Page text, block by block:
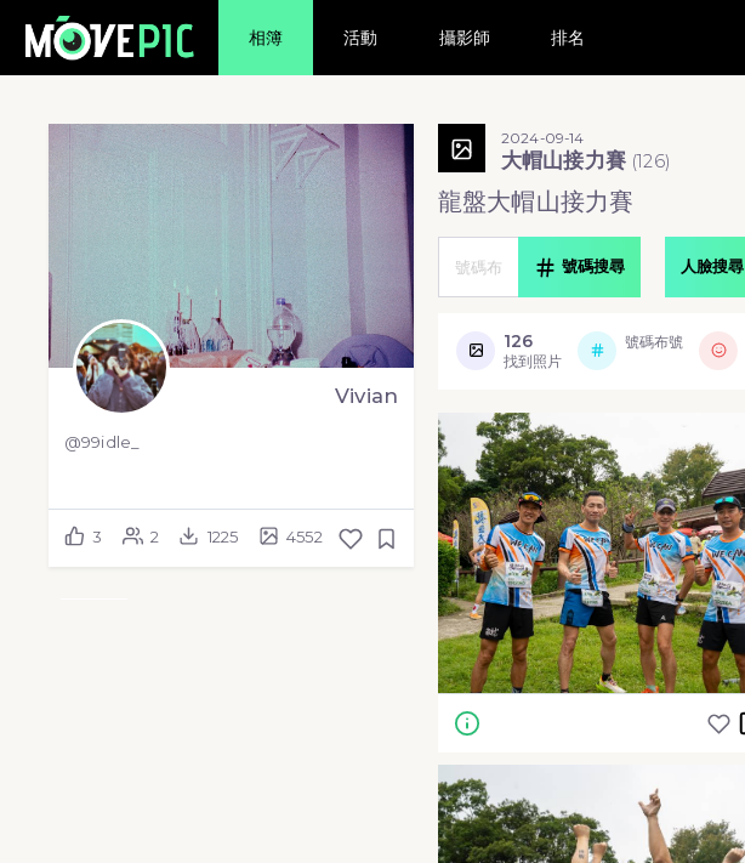
相簿 活動 攝影師 排名
Vivian
@99idle_
3 2 1225 4552
2024-09-14
大帽山接力賽 (126)
龍盤大帽山接力賽
號碼搜尋 人臉搜尋
126
找到照片
號碼布號